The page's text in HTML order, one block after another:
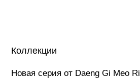
Коллекции
Новая серия от Daeng Gi Meo Ri